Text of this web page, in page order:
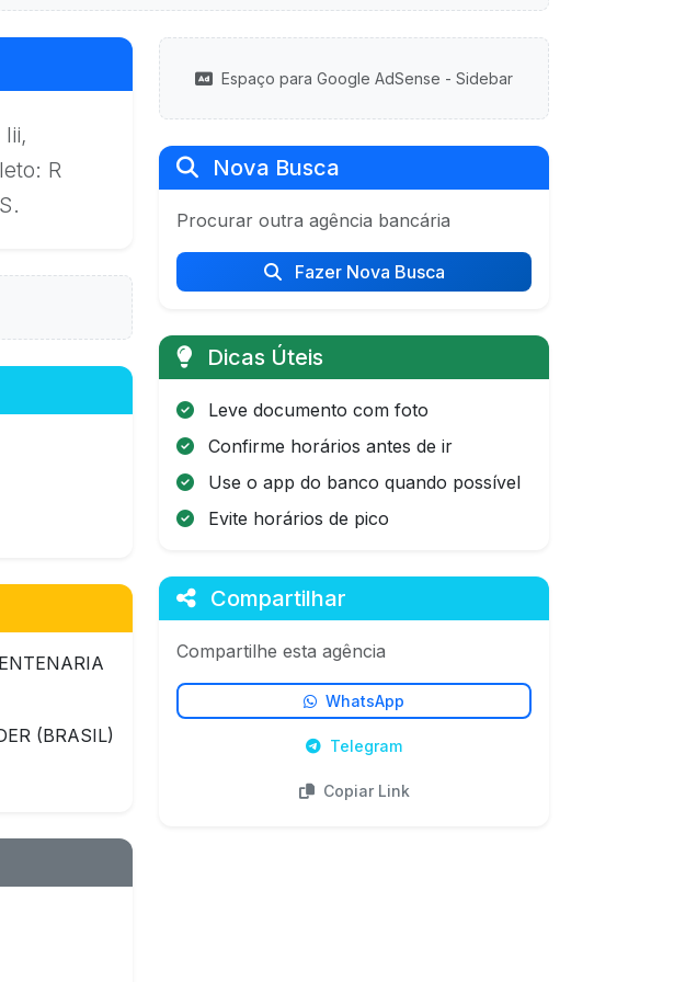
R
(BRASIL)
Espaço para Google AdSense - Sidebar
Nova Busca
Procurar outra agência bancária
Fazer Nova Busca
Dicas Úteis
Leve documento com foto
Confirme horários antes de ir
Use o app do banco quando possível
Evite horários de pico
Compartilhar
Compartilhe esta agência
WhatsApp
Telegram
Copiar Link